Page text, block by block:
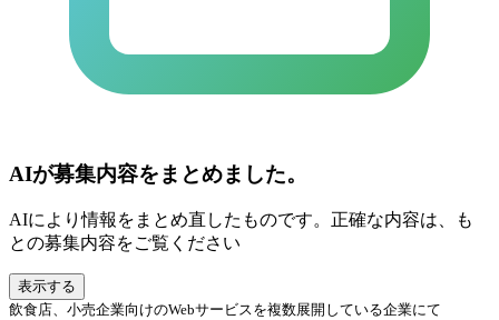
AIが募集内容をまとめました。
AIにより情報をまとめ直したものです。正確な内容は、も
との募集内容をご覧ください
表示する
飲食店、小売企業向けのWebサービスを複数展開している企業にて